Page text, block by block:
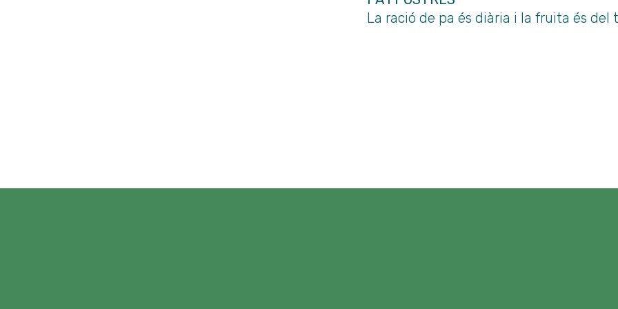
La ració de pa és diària i la fruita és del